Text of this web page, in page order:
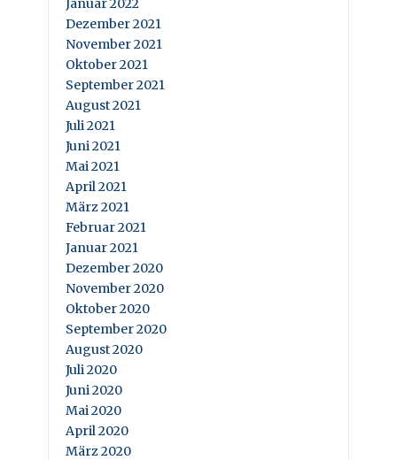
Dezember 2021
November 2021
Oktober 2021
September 2021
August 2021
Juli 2021
Juni 2021
Mai 2021
April 2021
März 2021
Februar 2021
Januar 2021
Dezember 2020
November 2020
Oktober 2020
September 2020
August 2020
Juli 2020
Juni 2020
Mai 2020
April 2020
März 2020